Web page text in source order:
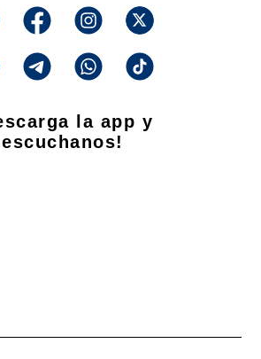
la app y
escuchanos!